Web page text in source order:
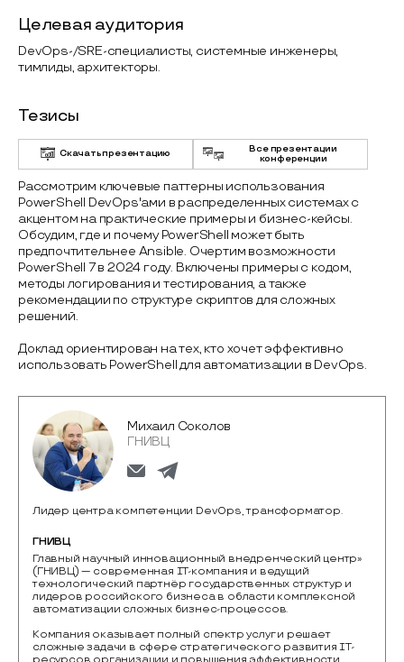
Целевая аудитория
DevOps-/SRE-специалисты, системные инженеры,
тимлиды, архитекторы.
Тезисы
Скачать презентацию
Все презентации
конференции
Рассмотрим ключевые паттерны использования
PowerShell DevOps'ами в распределенных системах с
акцентом на практические примеры и бизнес-кейсы.
Обсудим, где и почему PowerShell может быть
предпочтительнее Ansible. Очертим возможности
PowerShell 7 в 2024 году. Включены примеры с кодом,
методы логирования и тестирования, а также
рекомендации по структуре скриптов для сложных
решений.
Доклад ориентирован на тех, кто хочет эффективно
использовать PowerShell для автоматизации в DevOps.
Михаил Соколов
ГНИВЦ
Лидер центра компетенции DevOps, трансформатор.
ГНИВЦ
Главный научный инновационный внедренческий центр»
(ГНИВЦ) — современная IT-компания и ведущий
технологический партнёр государственных структур и
лидеров российского бизнеса в области комплексной
автоматизации сложных бизнес-процессов.
Компания оказывает полный спектр услуг и решает
сложные задачи в сфере стратегического развития IT-